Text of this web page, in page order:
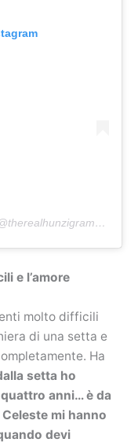
on
e l’amore
molto difficili
di una setta e
Ha
setta ho
anni… è da
mi hanno
devi